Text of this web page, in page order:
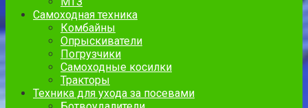
Самоходная техника
Комбайны
Опрыскиватели
Погрузчики
Самоходные косилки
Тракторы
Техника для ухода за посевами